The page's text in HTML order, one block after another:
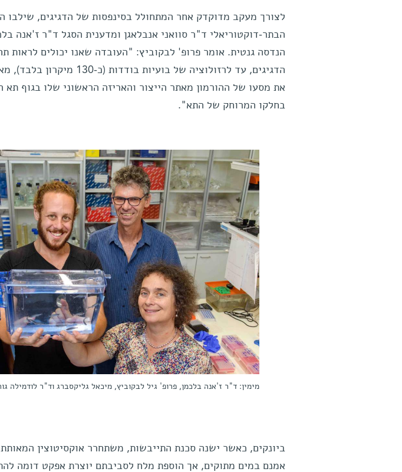
לצורך מעקב מדוקדק אחר המתחולל בסינפסות של הדגיגים, שילבו
הבתר-דוקטוריאלי ד"ר סוואני אנבלאגן ומדענית הסגל ד"ר ז'אנה
הנדסה גנטית. אומר פרופ' לבקוביץ: "העובדה שאנו יכולים לראות
הדגיגים, עד לרזולוציה של
את מסעו של ההורמון מאתר הייצור והאריזה הראשוני שלו בגוף
בחלקו המרוחק של התא".
מימין: ד"ר ז'אנה בלכמן, פרופ' גיל לבקוביץ, מיכאל גליקסברג וד"ר לודמילה
ביונקים, כאשר ישנה סכנת התייבשות, משתחרר אוקסיטוצין
אמנם במים מתוקים, אך הוספת מלח לסביבתם יוצרת אפקט דומה